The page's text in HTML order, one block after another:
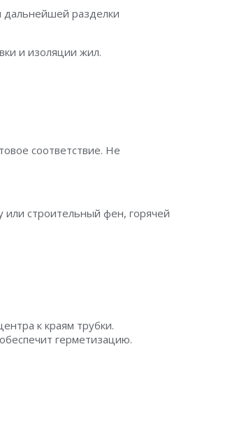
дальнейшей разделки
и изоляции жил.
соответствие. Не
строительный фен, горячей
к краям трубки.
герметизацию.